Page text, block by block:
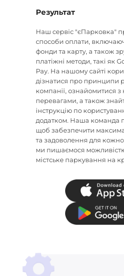
Результат
Наш сервіс "єПарковка"
способи оплати,
фонди та карту, а також
платіжні методи, такі як
Pay. На нашому сайті
дізнатися про принципи
компанії, ознайомитися
перевагами, а також
інструкцію по
додатком. Наша команда
щоб забезпечити
та задоволення для
ми пишаємося
містське паркування на